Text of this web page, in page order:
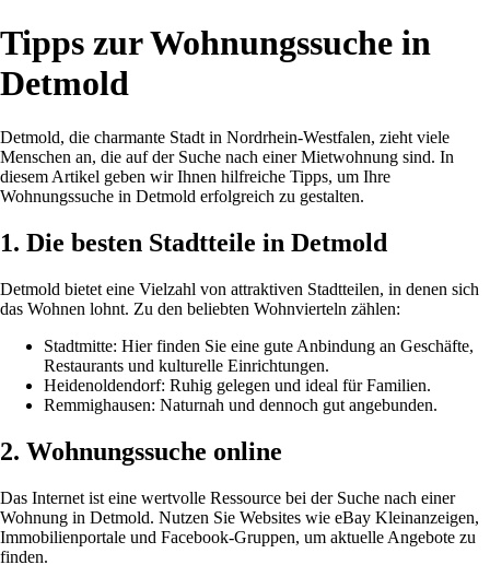
Tipps zur Wohnungssuche in
Detmold
Detmold, die charmante Stadt in Nordrhein-Westfalen, zieht viele
Menschen an, die auf der Suche nach einer Mietwohnung sind. In
diesem Artikel geben wir Ihnen hilfreiche Tipps, um Ihre
Wohnungssuche in Detmold erfolgreich zu gestalten.
1. Die besten Stadtteile in Detmold
Detmold bietet eine Vielzahl von attraktiven Stadtteilen, in denen sich
das Wohnen lohnt. Zu den beliebten Wohnvierteln zählen:
Stadtmitte: Hier finden Sie eine gute Anbindung an Geschäfte,
Restaurants und kulturelle Einrichtungen.
Heidenoldendorf: Ruhig gelegen und ideal für Familien.
Remmighausen: Naturnah und dennoch gut angebunden.
2. Wohnungssuche online
Das Internet ist eine wertvolle Ressource bei der Suche nach einer
Wohnung in Detmold. Nutzen Sie Websites wie eBay Kleinanzeigen,
Immobilienportale und Facebook-Gruppen, um aktuelle Angebote zu
finden.